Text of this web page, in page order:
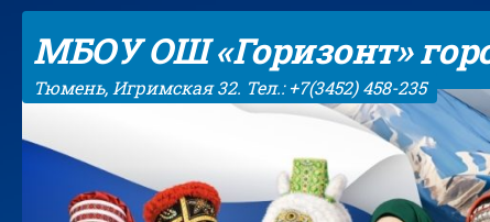
МБОУ ОШ «Горизонт»
Тюмень, Игримская 32. Тел.: +7(3452) 458-235